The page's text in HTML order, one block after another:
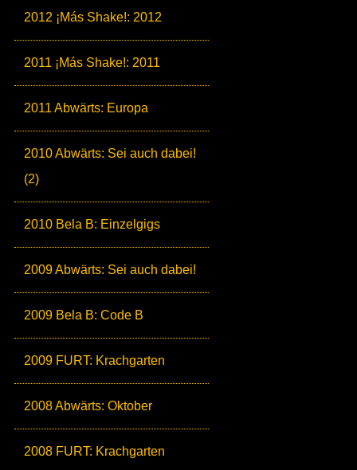
2012 ¡Más Shake!: 2012
2011 ¡Más Shake!: 2011
2011 Abwärts: Europa
2010 Abwärts: Sei auch dabei!
(2)
2010 Bela B: Einzelgigs
2009 Abwärts: Sei auch dabei!
2009 Bela B: Code B
2009 FURT: Krachgarten
2008 Abwärts: Oktober
2008 FURT: Krachgarten